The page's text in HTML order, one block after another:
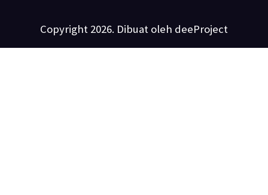
Copyright 2026. Dibuat oleh deeProject